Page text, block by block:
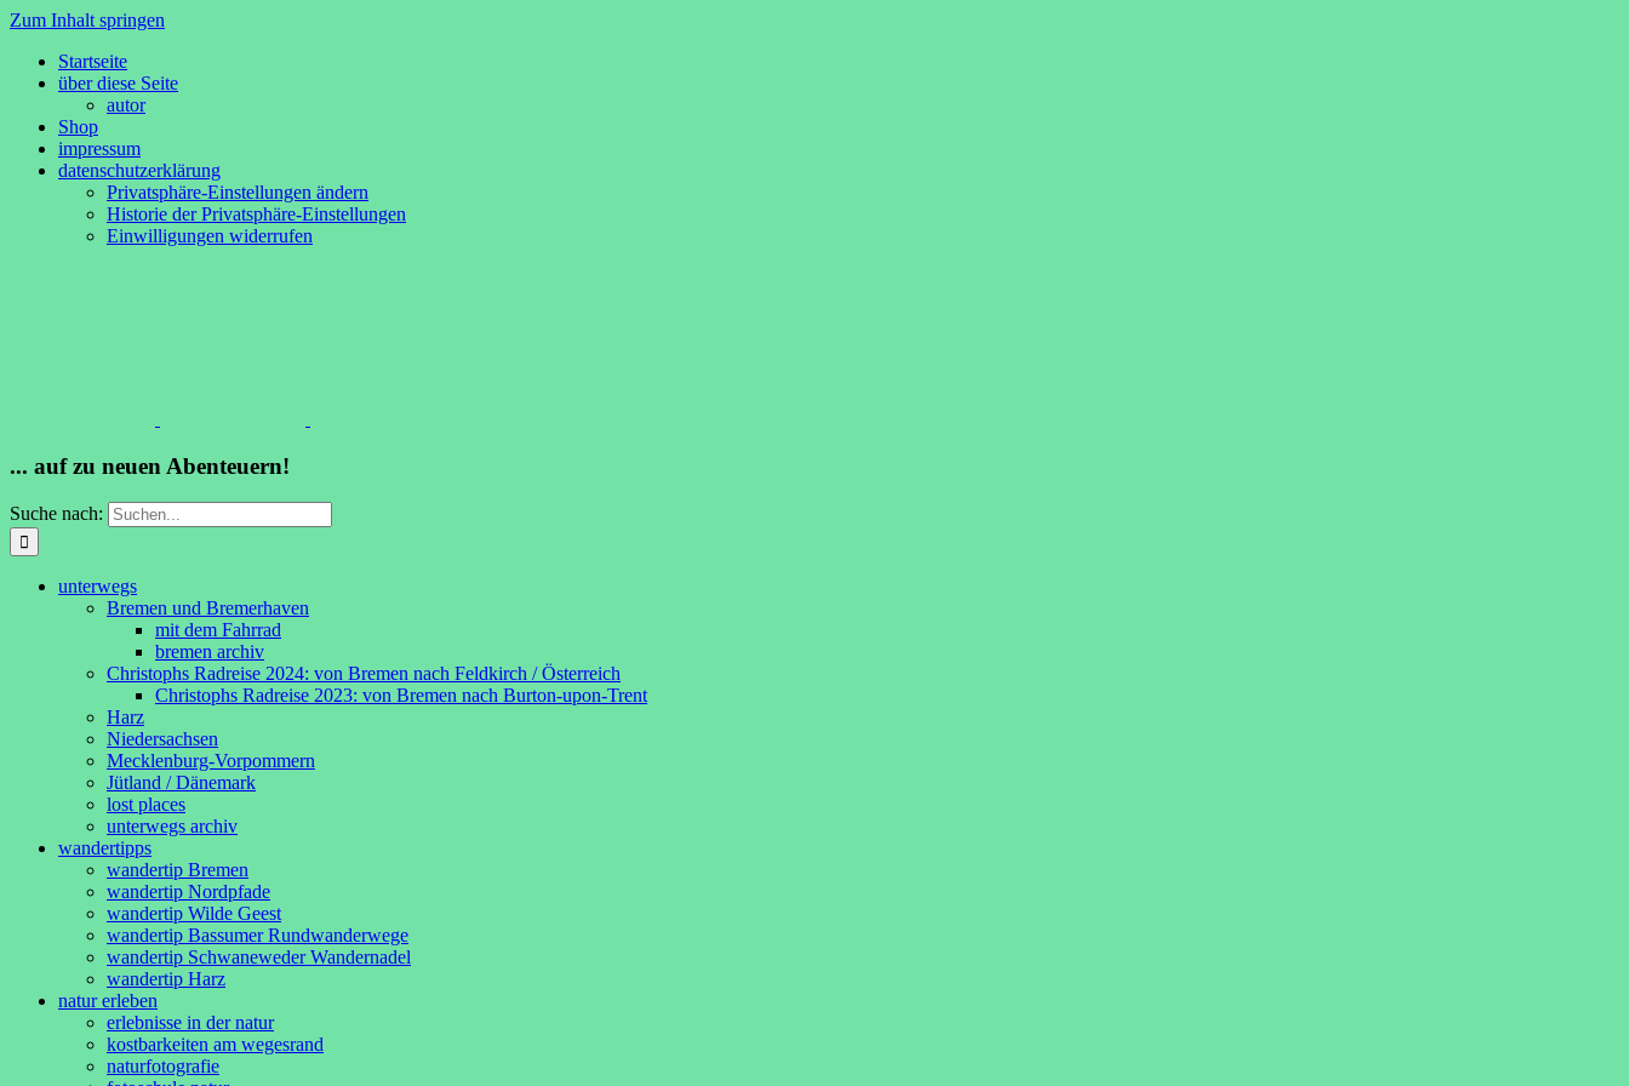
Zum Inhalt springen
Startseite
über diese Seite
autor
Shop
impressum
datenschutzerklärung
Privatsphäre-Einstellungen ändern
Historie der Privatsphäre-Einstellungen
Einwilligungen widerrufen
... auf zu neuen Abenteuern!
Suche nach:
unterwegs
Bremen und Bremerhaven
mit dem Fahrrad
bremen archiv
Christophs Radreise 2024: von Bremen nach Feldkirch / Österreich
Christophs Radreise 2023: von Bremen nach Burton-upon-Trent
Harz
Niedersachsen
Mecklenburg-Vorpommern
Jütland / Dänemark
lost places
unterwegs archiv
wandertipps
wandertip Bremen
wandertip Nordpfade
wandertip Wilde Geest
wandertip Bassumer Rundwanderwege
wandertip Schwaneweder Wandernadel
wandertip Harz
natur erleben
erlebnisse in der natur
kostbarkeiten am wegesrand
naturfotografie